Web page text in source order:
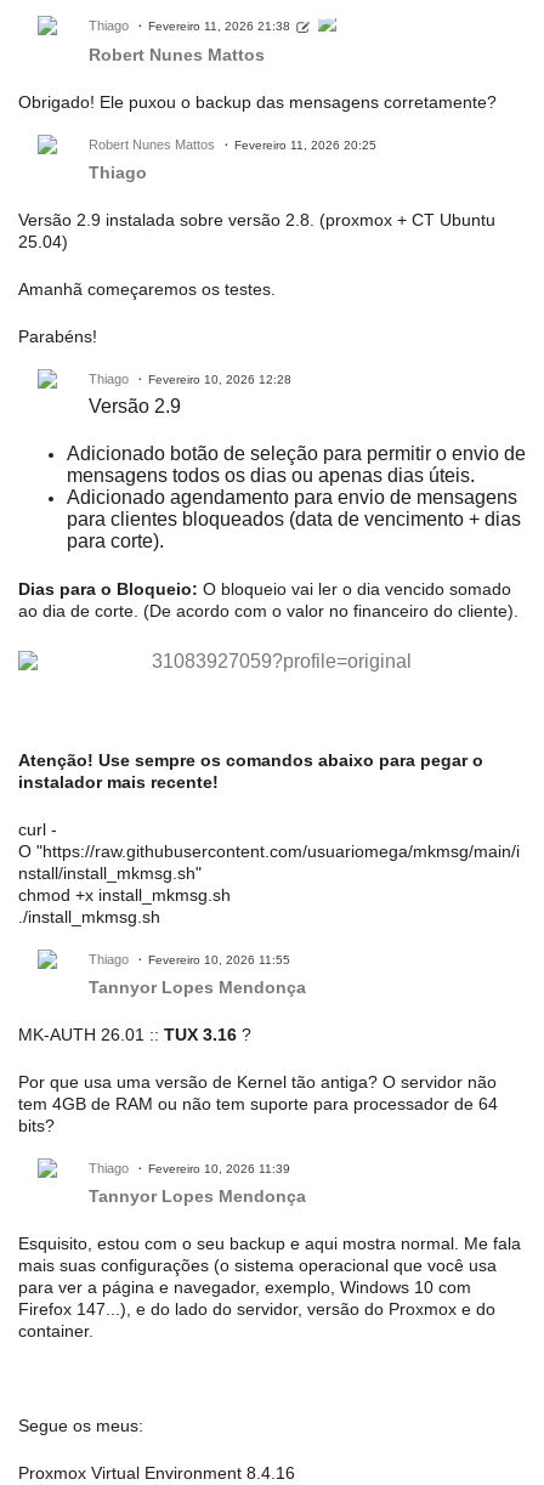
Thiago Fevereiro 11, 2026 21:38
Robert Nunes Mattos
Obrigado! Ele puxou o backup das mensagens corretamente?
Robert Nunes Mattos Fevereiro 11, 2026 20:25
Thiago
Versão 2.9 instalada sobre versão 2.8. (proxmox + CT Ubuntu
25.04)
Amanhã começaremos os testes.
Parabéns!
Thiago Fevereiro 10, 2026 12:28
Versão 2.9
Adicionado botão de seleção para permitir o envio de
mensagens todos os dias ou apenas dias úteis.
Adicionado agendamento para envio de mensagens
para clientes bloqueados (data de vencimento + dias
para corte).
Dias para o Bloqueio: O bloqueio vai ler o dia vencido somado
ao dia de corte. (De acordo com o valor no financeiro do cliente).
Atenção! Use sempre os comandos abaixo para pegar o
instalador mais recente!
curl -
O "https://raw.githubusercontent.com/usuariomega/mkmsg/main/i
nstall/install_mkmsg.sh"
chmod +x install_mkmsg.sh
./install_mkmsg.sh
Thiago Fevereiro 10, 2026 11:55
Tannyor Lopes Mendonça
MK-AUTH 26.01 :: TUX 3.16 ?
Por que usa uma versão de Kernel tão antiga? O servidor não
tem 4GB de RAM ou não tem suporte para processador de 64
bits?
Thiago Fevereiro 10, 2026 11:39
Tannyor Lopes Mendonça
Esquisito, estou com o seu backup e aqui mostra normal. Me fala
mais suas configurações (o sistema operacional que você usa
para ver a página e navegador, exemplo, Windows 10 com
Firefox 147...), e do lado do servidor, versão do Proxmox e do
container.
Segue os meus:
Proxmox Virtual Environment 8.4.16